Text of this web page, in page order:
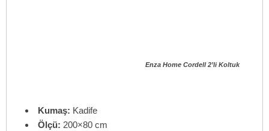
Enza Home Cordell 2’li Koltuk
Kumaş: Kadife
Ölçü: 200×80 cm